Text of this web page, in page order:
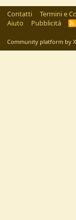
Contatti Termini e
Aiuto
Pubblicità
R
Community platform by